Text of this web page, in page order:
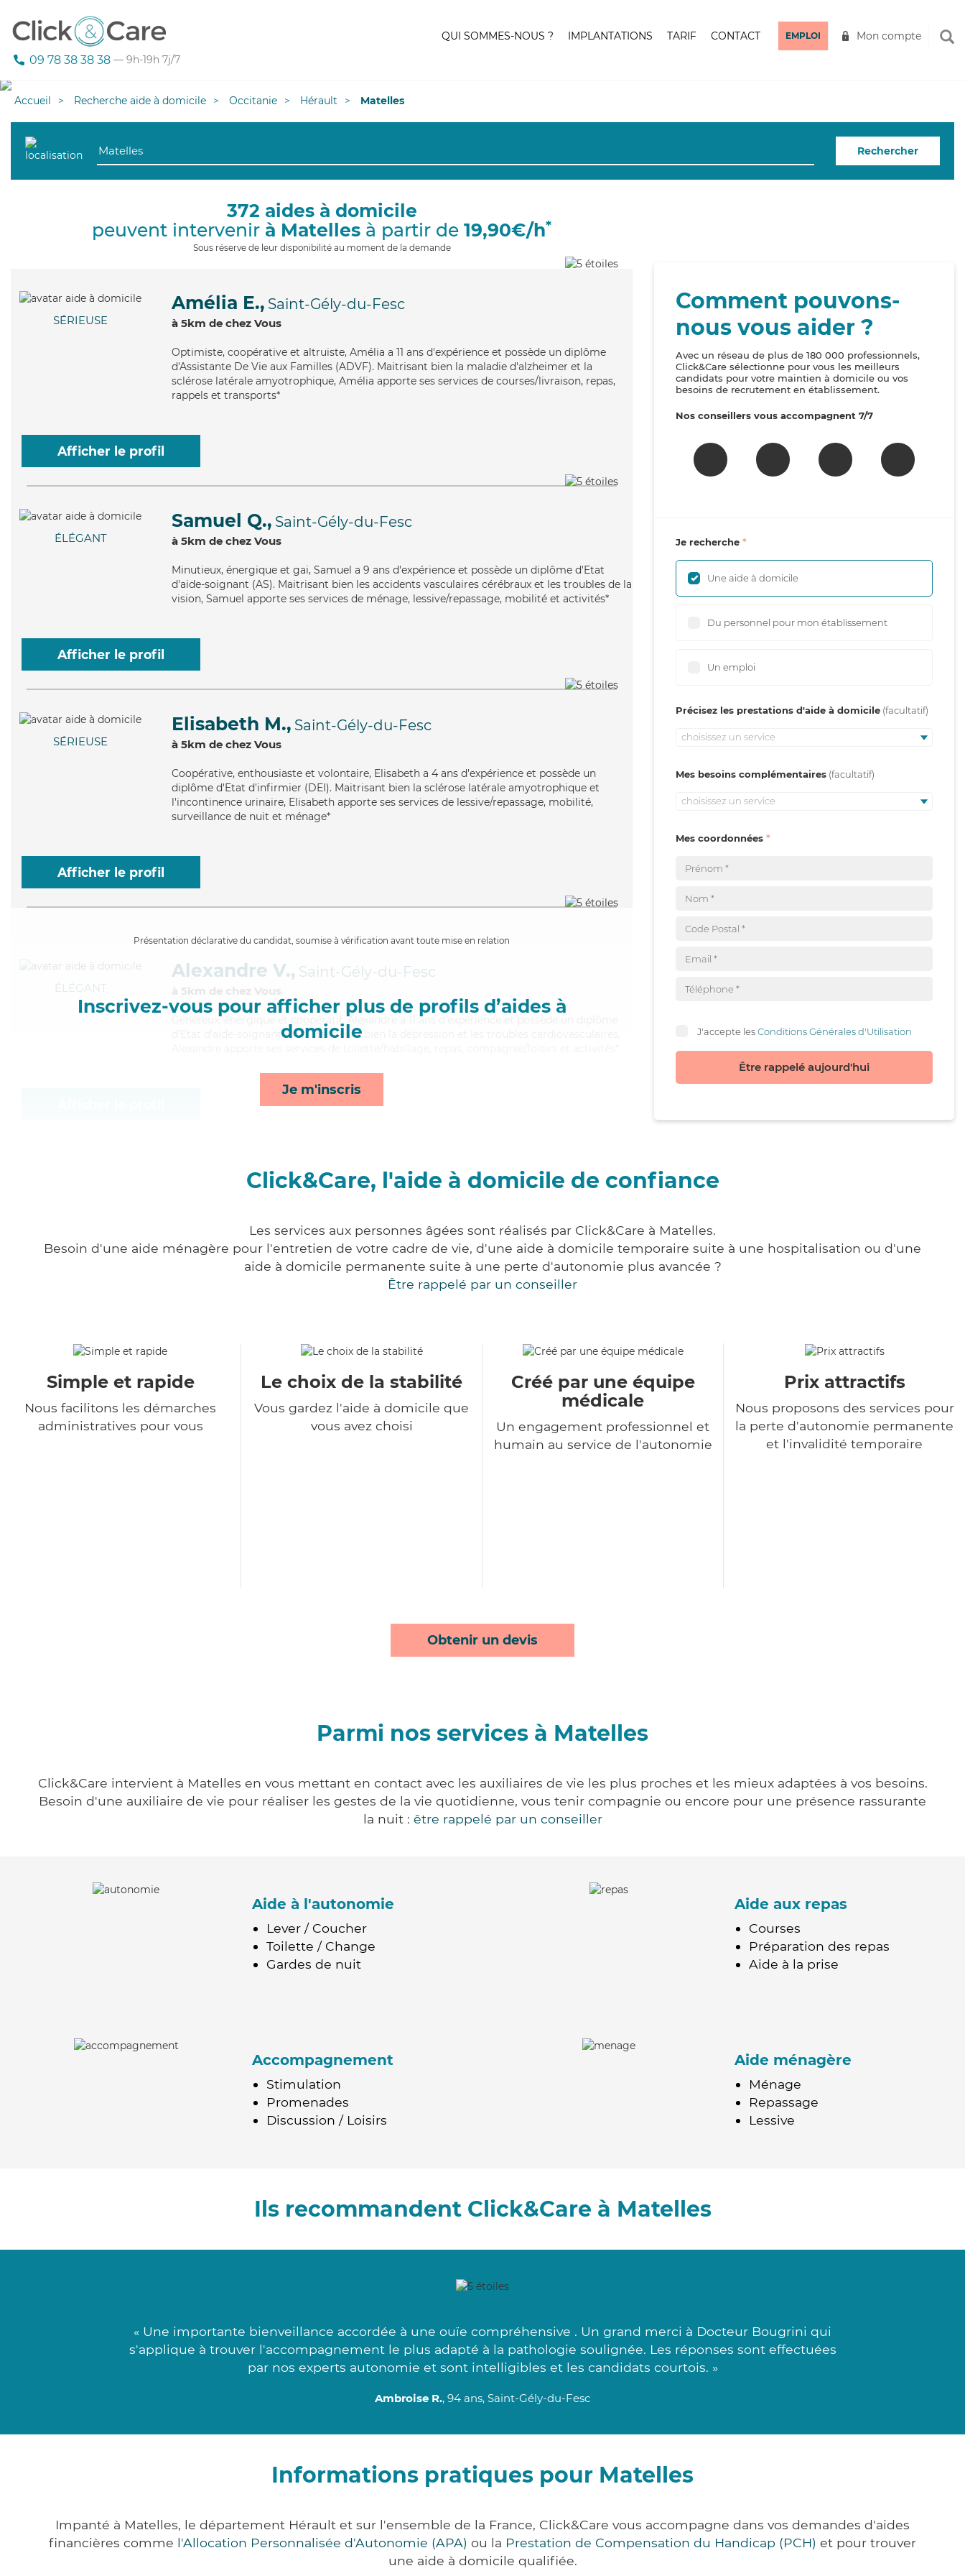
09 78 38 38 38 — 9h-19h 7j/7
QUI SOMMES-NOUS ? IMPLANTATIONS TARIF CONTACT EMPLOI Mon compte
Accueil Recherche aide à domicile Occitanie Hérault Matelles
Rechercher
372 aides à domicile
peuvent intervenir à Matelles à partir de 19,90€/h*
Sous réserve de leur disponibilité au moment de la demande
SÉRIEUSE
Amélia E., Saint-Gély-du-Fesc
à 5km de chez Vous
Optimiste, coopérative et altruiste, Amélia a 11 ans d'expérience et possède un diplôme
d'Assistante De Vie aux Familles (ADVF). Maitrisant bien la maladie d'alzheimer et la
sclérose latérale amyotrophique, Amélia apporte ses services de courses/livraison, repas,
rappels et transports*
Afficher le profil
ÉLÉGANT
Samuel Q., Saint-Gély-du-Fesc
à 5km de chez Vous
Minutieux, énergique et gai, Samuel a 9 ans d'expérience et possède un diplôme d'Etat
d'aide-soignant (AS). Maitrisant bien les accidents vasculaires cérébraux et les troubles de la
vision, Samuel apporte ses services de ménage, lessive/repassage, mobilité et activités*
Afficher le profil
SÉRIEUSE
Elisabeth M., Saint-Gély-du-Fesc
à 5km de chez Vous
Coopérative, enthousiaste et volontaire, Elisabeth a 4 ans d'expérience et possède un
diplôme d'Etat d'infirmier (DEI). Maitrisant bien la sclérose latérale amyotrophique et
l'incontinence urinaire, Elisabeth apporte ses services de lessive/repassage, mobilité,
surveillance de nuit et ménage*
Afficher le profil
Présentation déclarative du candidat, soumise à vérification avant toute mise en relation
Inscrivez-vous pour afficher plus de profils d’aides à
domicile
Je m'inscris
ÉLÉGANT
Alexandre V., Saint-Gély-du-Fesc
à 5km de chez Vous
Généreux, énergique et coopératif, Alexandre a 11 ans d'expérience et possède un diplôme
d'Etat d'aide-soignant (AS). Maitrisant bien la dépression et les troubles cardiovasculaires,
Comment pouvons-
nous vous aider ?
Avec un réseau de plus de 180 000 professionnels,
Click&Care sélectionne pour vous les meilleurs
candidats pour votre maintien à domicile ou vos
besoins de recrutement en établissement.
Nos conseillers vous accompagnent 7/7
Je recherche
Une aide à domicile
Du personnel pour mon établissement
Un emploi
Précisez les prestations d'aide à domicile
choisissez un service
Mes besoins complémentaires
choisissez un service
Mes coordonnées
J'accepte lesConditions Générales d'Utilisation
Être rappelé aujourd'hui
Click&Care, l'aide à domicile de confiance
Les services aux personnes âgées sont réalisés par Click&Care à Matelles.
Besoin d'une aide ménagère pour l'entretien de votre cadre de vie, d'une aide à domicile temporaire suite à une hospitalisation ou d'une
aide à domicile permanente suite à une perte d'autonomie plus avancée ?
Être rappelé par un conseiller
Simple et rapide
Nous facilitons les démarches
administratives pour vous
Le choix de la stabilité
Vous gardez l'aide à domicile que
vous avez choisi
Créé par une équipe
médicale
Un engagement professionnel et
humain au service de l'autonomie
Prix attractifs
Nous proposons des services pour
la perte d'autonomie permanente
et l'invalidité temporaire
Obtenir un devis
Parmi nos services à Matelles
Click&Care intervient à Matelles en vous mettant en contact avec les auxiliaires de vie les plus proches et les mieux adaptées à vos besoins.
Besoin d'une auxiliaire de vie pour réaliser les gestes de la vie quotidienne, vous tenir compagnie ou encore pour une présence rassurante
la nuit : être rappelé par un conseiller
Aide à l'autonomie
Lever / Coucher
Toilette / Change
Gardes de nuit
Aide aux repas
Courses
Préparation des repas
Aide à la prise
Accompagnement
Stimulation
Promenades
Discussion / Loisirs
Aide ménagère
Ménage
Repassage
Lessive
Ils recommandent Click&Care à Matelles
« Une importante bienveillance accordée à une ouïe compréhensive . Un grand merci à Docteur Bougrini qui
s'applique à trouver l'accompagnement le plus adapté à la pathologie soulignée. Les réponses sont effectuées
par nos experts autonomie et sont intelligibles et les candidats courtois. »
Ambroise R., 94 ans, Saint-Gély-du-Fesc
Informations pratiques pour Matelles
Impanté à Matelles, le département Hérault et sur l'ensemble de la France, Click&Care vous accompagne dans vos demandes d'aides
financières comme l'Allocation Personnalisée d'Autonomie (APA) ou la Prestation de Compensation du Handicap (PCH) et pour trouver
une aide à domicile qualifiée.